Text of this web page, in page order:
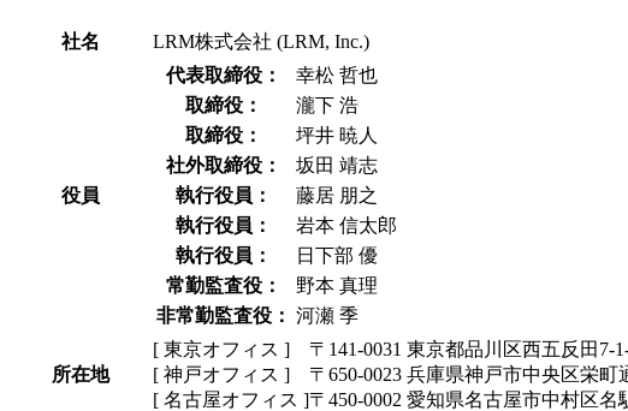
社名 LRM株式会社 (LRM, Inc.)
役員
代表取締役：
幸松 哲也
取締役：
瀧下 浩
取締役：
坪井 暁人
社外取締役：
坂田 靖志
執行役員：
藤居 朋之
執行役員：
岩本 信太郎
執行役員：
日下部 優
常勤監査役：
野本 真理
非常勤監査役： 河瀬 季
所在地
[ 東京オフィス ] 〒141-0031 東京都品川区西五反田7-
[ 神戸オフィス ] 〒650-0023 兵庫県神戸市中央区栄町
[ 名古屋オフィス ]〒450-0002 愛知県名古屋市中村区名